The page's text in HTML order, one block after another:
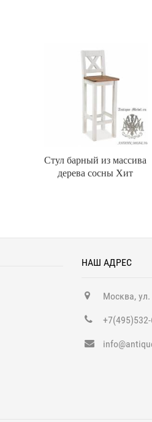
Стул барный из массива
дерева сосны Хит
НАШ АДРЕС
Москва,